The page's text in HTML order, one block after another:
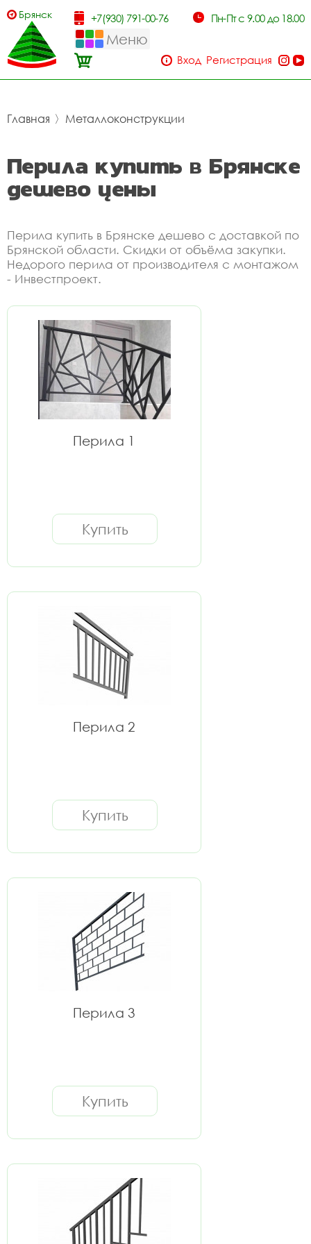
Брянск +7(930) 791-00-76 Пн-Пт с 9.00 до 18.00
Меню
Вход Регистрация
Главная 〉 Металлоконструкции
Перила купить в Брянске
дешево цены
Перила купить в Брянске дешево с доставкой по
Брянской области. Скидки от объёма закупки.
Недорого перила от производителя с монтажом
- Инвестпроект.
Перила 1
Купить
Перила 2
Купить
Перила 3
Купить